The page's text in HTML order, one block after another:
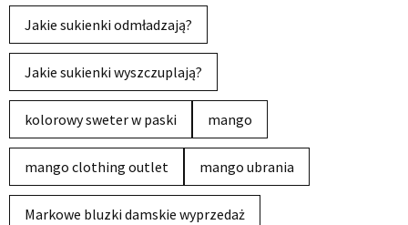
Jakie sukienki odmładzają?
Jakie sukienki wyszczuplają?
kolorowy sweter w paski mango
mango clothing outlet mango ubrania
Markowe bluzki damskie wyprzedaż